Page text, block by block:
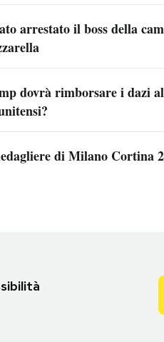
arrestato il boss della
dovrà rimborsare i dazi
di Milano Cortina